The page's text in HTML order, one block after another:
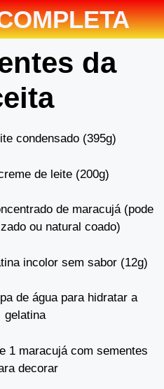
da
condensado (395g)
de leite (200g)
de maracujá (pode
ou natural coado)
incolor sem sabor (12g)
de água para hidratar a
gelatina
1 maracujá com sementes
decorar